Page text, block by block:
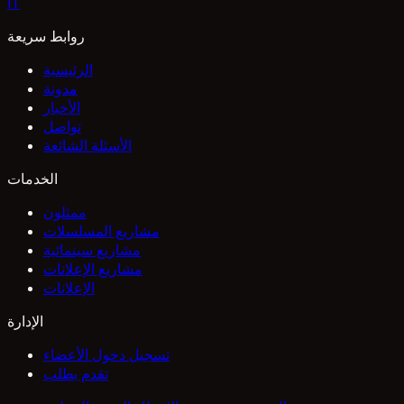
روابط سريعة
الرئيسية
مدونة
الأخبار
تواصل
الأسئلة الشائعة
الخدمات
ممثلون
مشاريع المسلسلات
مشاريع سينمائية
مشاريع الإعلانات
الإعلانات
الإدارة
تسجيل دخول الأعضاء
تقدم بطلب